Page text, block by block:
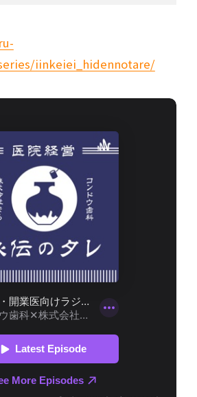
iinkeiei_hidennotare/